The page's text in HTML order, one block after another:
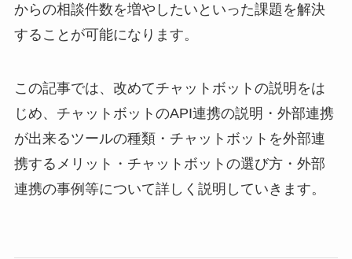
からの相談件数を増やしたいといった課題を解決
することが可能になります。
この記事では、改めてチャットボットの説明をは
じめ、チャットボットのAPI連携の説明・外部連携
が出来るツールの種類・チャットボットを外部連
携するメリット・チャットボットの選び方・外部
連携の事例等について詳しく説明していきます。